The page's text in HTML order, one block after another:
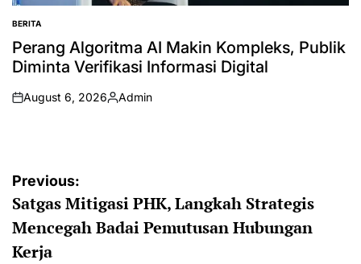
POSTED
IN
BERITA
Perang Algoritma AI Makin Kompleks, Publik
Diminta Verifikasi Informasi Digital
on
August 6, 2026
Posted
Admin
Post
navigation
Previous:
Satgas Mitigasi PHK, Langkah Strategis
Mencegah Badai Pemutusan Hubungan
Kerja